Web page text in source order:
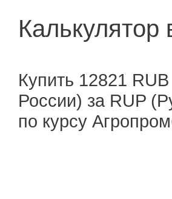
Калькулятор
Купить 12821
России) за RUP
по курсу